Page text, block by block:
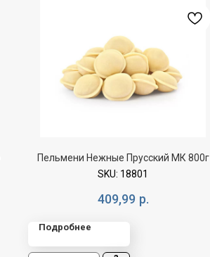
Пельмени Нежные Прусский МК 800г
SKU: 18801
409,99 р.
Подробнее